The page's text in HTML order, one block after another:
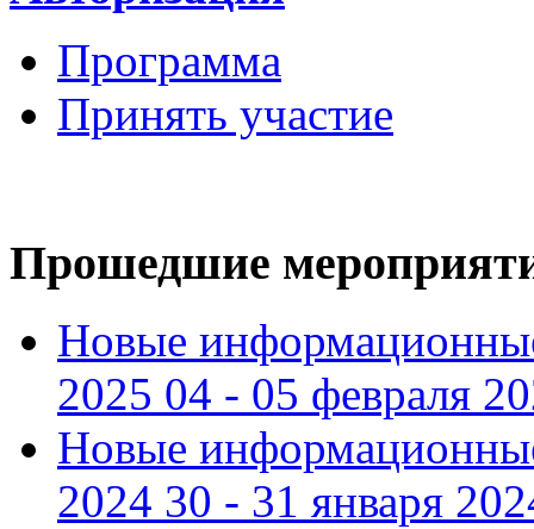
Программа
Принять участие
Прошедшие
Новые
2025 04 - 05 февраля
Новые
2024 30 - 31 января